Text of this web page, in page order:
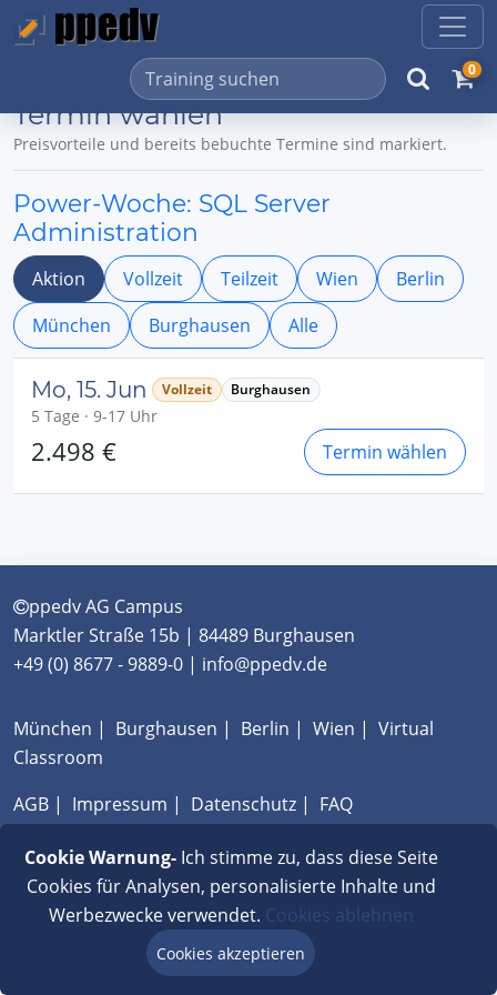
0
Termin wählen
Preisvorteile und bereits bebuchte Termine sind markiert.
Power-Woche: SQL Server
Administration
Aktion Vollzeit Teilzeit Wien
Berlin
München
Burghausen Alle
Mo, 15. Jun Vollzeit Burghausen
5 Tage · 9-17 Uhr
2.498 € Termin wählen
ppedv AG Campus
Marktler Straße 15b | 84489 Burghausen
+49 (0) 8677 - 9889-0 | info@ppedv.de
München | Burghausen | Berlin | Wien | Virtual
Classroom
AGB | Impressum | Datenschutz | FAQ
Cookie Warnung-Ich stimme zu, dass diese Seite
Cookies für Analysen, personalisierte Inhalte und
Werbezwecke verwendet. Cookies ablehnen
Cookies akzeptieren